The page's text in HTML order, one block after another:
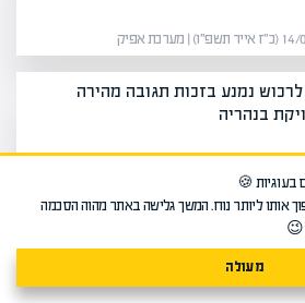
| מערכת אפיק
לרכוש נמנע בזכות תגובה מהירה
בנהריה
בעוגיות 🍪
אותו ליותר נוח. המשך גלישה באתר מהוה הסכמה
😉
מעולה